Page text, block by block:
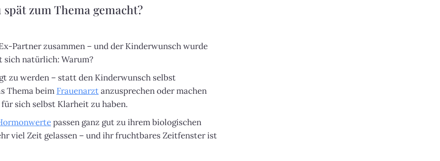
zum Thema gemacht?
Partner zusammen – und der Kinderwunsch wurde
sich natürlich: Warum?
zu werden – statt den Kinderwunsch selbst
Thema beim Frauenarztanzusprechen oder machen
sich selbst Klarheit zu haben.
passen ganz gut zu ihrem biologischen
viel Zeit gelassen – und ihr fruchtbares Zeitfenster ist